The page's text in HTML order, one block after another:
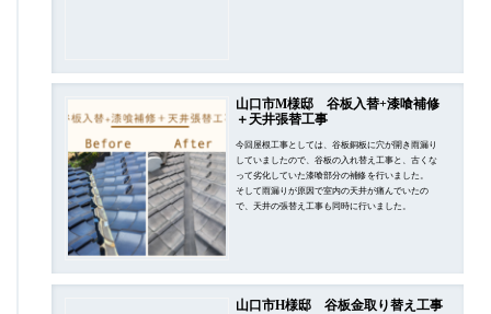
山口市M様邸 谷板入替+漆喰補修
＋天井張替工事
今回屋根工事としては、谷板銅板に穴が開き雨漏り
していましたので、谷板の入れ替え工事と、古くな
って劣化していた漆喰部分の補修を行いました。
そして雨漏りが原因で室内の天井が痛んでいたの
で、天井の張替え工事も同時に行いました。
山口市H様邸 谷板金取り替え工事